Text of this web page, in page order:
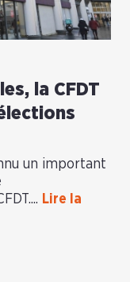
la CFDT
un important
Lire la